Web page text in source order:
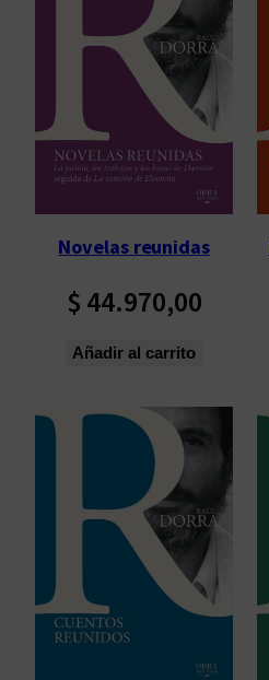
o
r
l
o
ú
t
i
Novelas reunidas
$ 44.970,00
Añadir al carrito